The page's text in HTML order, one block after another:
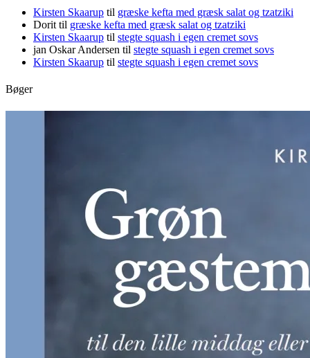
Kirsten Skaarup til græske kefta med græsk salat og tzatziki
Dorit til græske kefta med græsk salat og tzatziki
Kirsten Skaarup til stegte squash i egen cremet sovs
jan Oskar Andersen til stegte squash i egen cremet sovs
Kirsten Skaarup til stegte squash i egen cremet sovs
Bøger